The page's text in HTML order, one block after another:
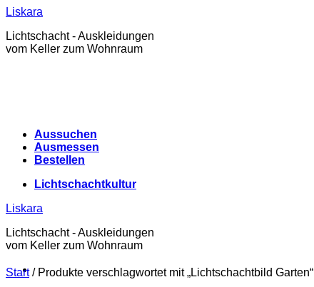
Zum
springen
Liskara
Lichtschacht - Auskleidungen
vom Keller zum Wohnraum
Aussuchen
Ausmessen
Bestellen
Lichtschachtkultur
Liskara
Lichtschacht - Auskleidungen
vom Keller zum Wohnraum
Start /Produkte verschlagwortet mit „Lichtschachtbild Garten“